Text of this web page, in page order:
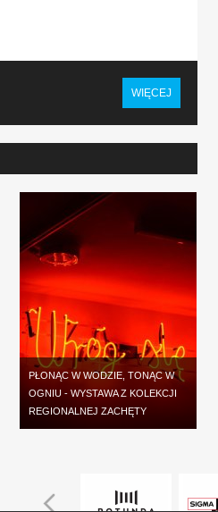
WIĘCEJ
PŁONĄC W WODZIE, TONĄC W
OGNIU - WYSTAWA Z KOLEKCJI
REGIONALNEJ ZACHĘTY